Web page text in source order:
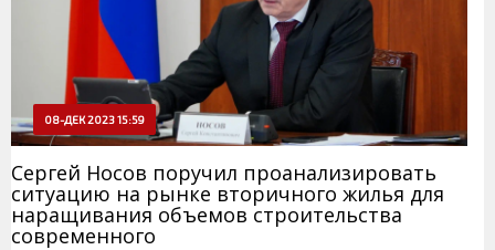
08-ДЕК 2023 15:59
Сергей Носов поручил проанализировать
ситуацию на рынке вторичного жилья для
наращивания объемов строительства
современного